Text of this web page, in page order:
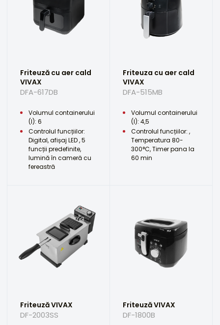
Friteuză cu aer cald
VIVAX
DFA-617DB
Volumul containerului
(l): 6
Controlul funcțiilor:
Digital, afișaj LED , 5
funcții predefinite,
lumină în cameră cu
fereastră
Friteuza cu aer cald
VIVAX
DFA-515MB
Volumul containerului
(l): 4,5
Controlul funcțiilor: ,
Temperatura 80-
300°C, Timer pana la
60 min
Friteuză VIVAX
DF-2003SS
Friteuză VIVAX
DF-1800B